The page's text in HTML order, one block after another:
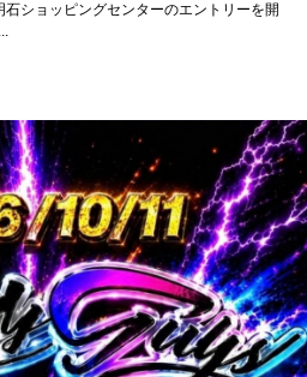
ショッピングセンターのエントリーを開